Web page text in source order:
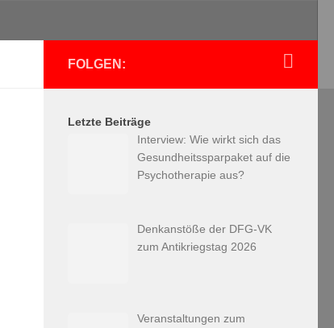
FOLGEN:
Letzte Beiträge
Interview: Wie wirkt sich das
Gesundheitssparpaket auf die
Psychotherapie aus?
Denkanstöße der DFG-VK
zum Antikriegstag 2026
Veranstaltungen zum